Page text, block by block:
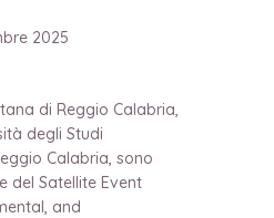
2025
di Reggio Calabria,
degli Studi
Calabria, sono
del Satellite Event
and